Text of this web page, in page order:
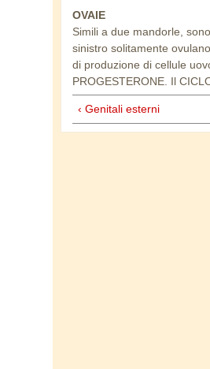
OVAIE
Simili a due mandorle,
sinistro solitamente
di produzione di cellule
PROGESTERONE. Il
‹ Genitali esterni